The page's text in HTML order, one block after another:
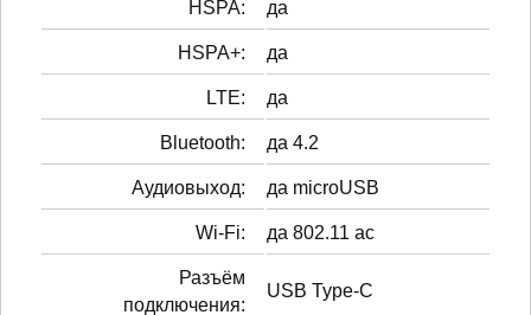
HSPA: да
HSPA+: да
LTE: да
Bluetooth: да 4.2
Аудиовыход: да microUSB
Wi-Fi: да 802.11 ac
Разъём
подключения:
USB Type-C